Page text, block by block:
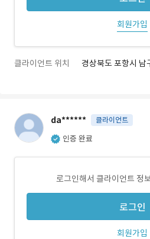
회원가입
클라이언트 위치 경상북도 포항시 남
da****** 클라이언트
인증 완료
로그인해서 클라이언트 정
로그인
회원가입